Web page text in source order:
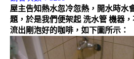
屋主告知熱水忽冷忽熱，開水時水
題，於是我們便架起 洗水管 機器
流出剛泡好的咖啡，如下圖所示：